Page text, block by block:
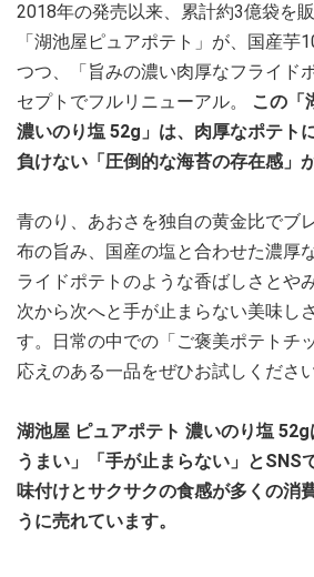
2018年の発売以来、累計約3億袋を
「湖池屋ピュアポテト」が、国産芋
つつ、「旨みの濃い肉厚なフライド
セプトでフルリニューアル。
この「
濃いのり塩 52g」は、肉厚なポテト
負けない「圧倒的な海苔の存在感」
青のり、あおさを独自の黄金比でブ
布の旨み、国産の塩と合わせた濃厚
ライドポテトのような香ばしさとや
次から次へと手が止まらない美味し
す。日常の中での「ご褒美ポテトチ
応えのある一品をぜひお試しください
湖池屋 ピュアポテト 濃いのり塩
うまい」「手が止まらない」とSNS
味付けとサクサクの食感が多くの消
うに売れています。